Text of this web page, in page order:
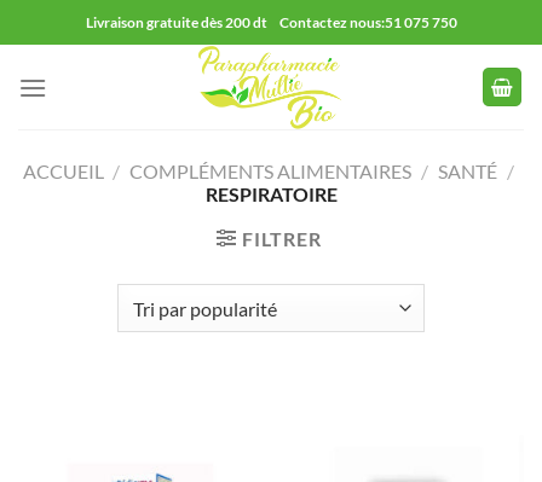
au
contenu
Livraison gratuite dès 200 dt Contactez nous:51 075 750
ACCUEIL / COMPLÉMENTS ALIMENTAIRES / SANTÉ /
RESPIRATOIRE
FILTRER